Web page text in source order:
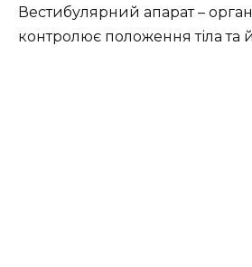
Вестибулярний апарат –
контролює положення тіла та